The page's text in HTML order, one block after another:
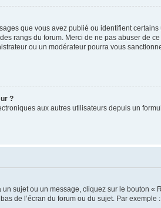
que vous avez publié ou identifient
rangs du forum. Merci de ne pas abuser de
ou un modérateur pourra vous
?
aux autres utilisateurs depuis un
sujet ou un message, cliquez sur le bouton «
de l’écran du forum ou du sujet. Par